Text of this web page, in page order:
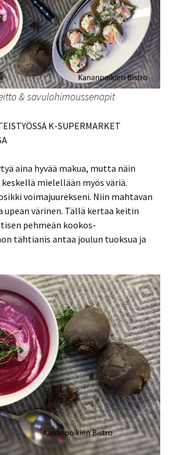
& savulohimoussenapit
K-SUPERMARKET
aina hyvää makua, mutta näin
mielellään myös väriä.
voimajuurekseni. Niin mahtavan
upean värinen. Tällä kertaa keitin
pehmeän kookos-
tähtianis antaa joulun tuoksua ja